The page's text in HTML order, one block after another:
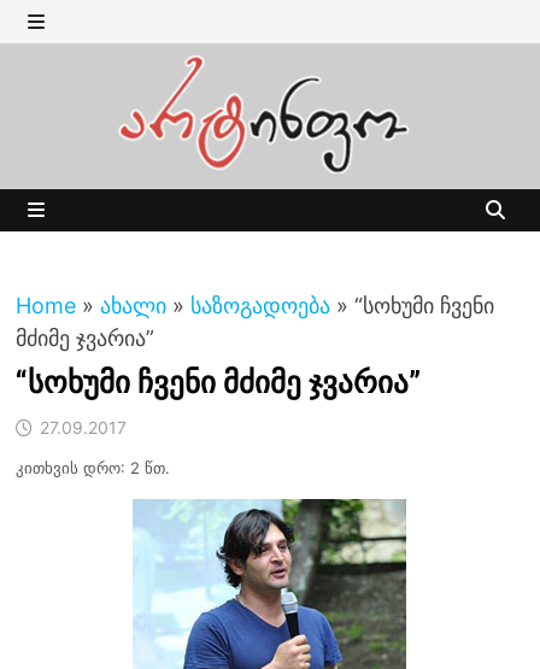
Skip
to MENU
Home » ახალი » საზოგადოება » “სოხუმი ჩვენი
მძიმე ჯვარია”
“სოხუმი ჩვენი მძიმე ჯვარია”
27.09.2017
კითხვის დრო: 2 წთ.